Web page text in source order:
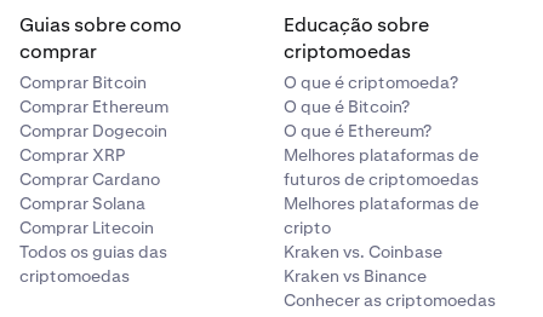
Guias sobre como
comprar
Comprar Bitcoin
Comprar Ethereum
Comprar Dogecoin
Comprar XRP
Comprar Cardano
Comprar Solana
Comprar Litecoin
Todos os guias das
criptomoedas
Educação sobre
criptomoedas
O que é criptomoeda?
O que é Bitcoin?
O que é Ethereum?
Melhores plataformas de
futuros de criptomoedas
Melhores plataformas de
cripto
Kraken vs. Coinbase
Kraken vs Binance
Conhecer as criptomoedas